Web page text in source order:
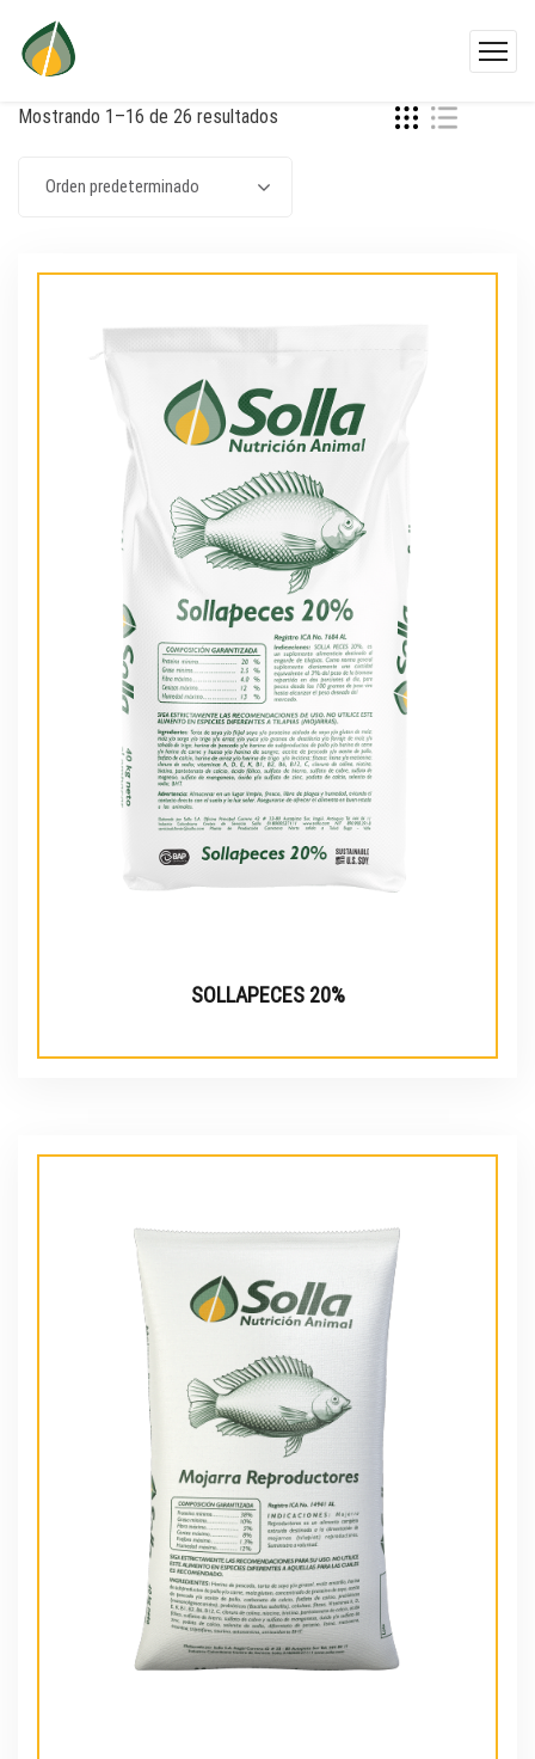
Mostrando 1–16 de 26 resultados
Orden predeterminado
SOLLAPECES 20%